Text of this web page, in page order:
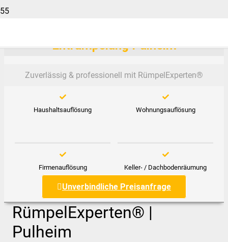
Entrümpelung Pulheim
Zuverlässig & professionell mit RümpelExperten®️
Haushaltsauflösung Wohnungsauflösung
Firmenauflösung Keller- / Dachbodenräumung
Unverbindliche Preisanfrage
RümpelExperten® |
Pulheim